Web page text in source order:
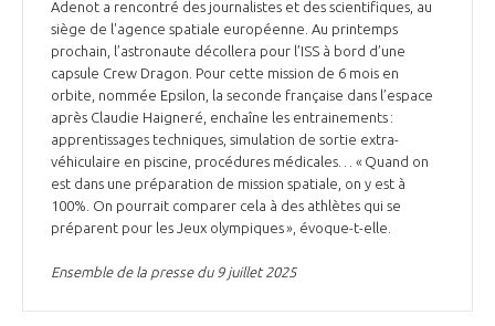
Adenot a rencontré des journalistes et des scientifiques, au
siège de l'agence spatiale européenne. Au printemps
prochain, l’astronaute décollera pour l’ISS à bord d’une
capsule Crew Dragon. Pour cette mission de 6 mois en
orbite, nommée Epsilon, la seconde française dans l’espace
après Claudie Haigneré, enchaîne les entrainements :
apprentissages techniques, simulation de sortie extra-
véhiculaire en piscine, procédures médicales… « Quand on
est dans une préparation de mission spatiale, on y est à
100%. On pourrait comparer cela à des athlètes qui se
préparent pour les Jeux olympiques », évoque-t-elle.
Ensemble de la presse du 9 juillet 2025